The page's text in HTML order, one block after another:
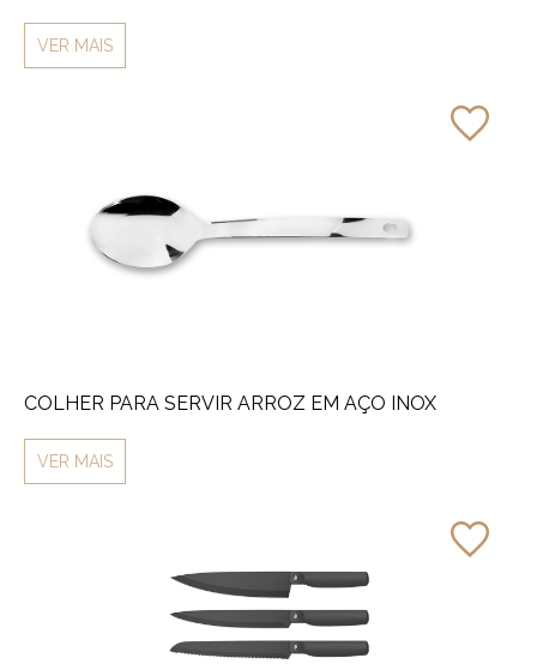
VER MAIS
COLHER PARA SERVIR ARROZ EM AÇO INOX
VER MAIS